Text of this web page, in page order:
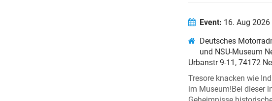
Event: 16. Aug
Deutsches
und NSU-Museum
Urbanstr 9-11, 74172
Tresore knacken wie
im Museum!Bei dieser